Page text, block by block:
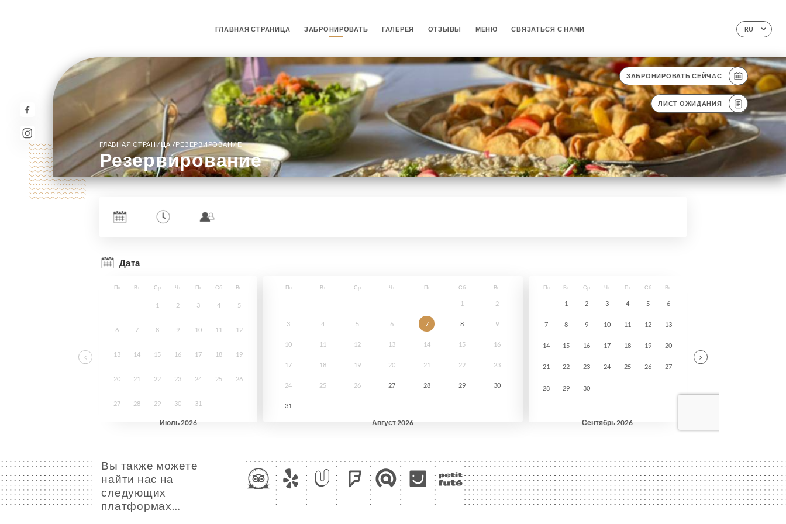
RU
ГЛАВНАЯ СТРАНИЦА ЗАБРОНИРОВАТЬ ГАЛЕРЕЯ ОТЗЫВЫ МЕНЮ СВЯЗАТЬСЯ С НАМИ
ЗАБРОНИРОВАТЬ СЕЙЧАС
ЛИСТ ОЖИДАНИЯ
ГЛАВНАЯ СТРАНИЦА /РЕЗЕРВИРОВАНИЕ
Резервирование
Вы также можете
найти нас на
следующих
платформах…